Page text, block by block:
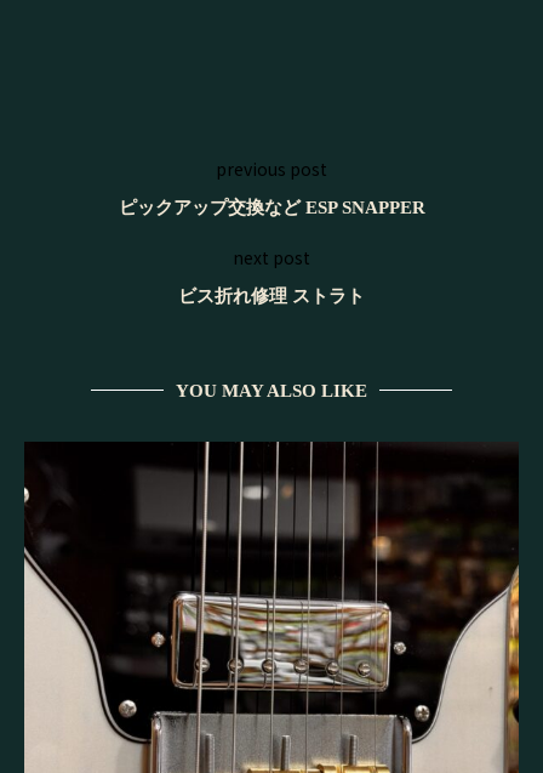
previous post
ピックアップ交換など ESP SNAPPER
next post
ビス折れ修理 ストラト
YOU MAY ALSO LIKE